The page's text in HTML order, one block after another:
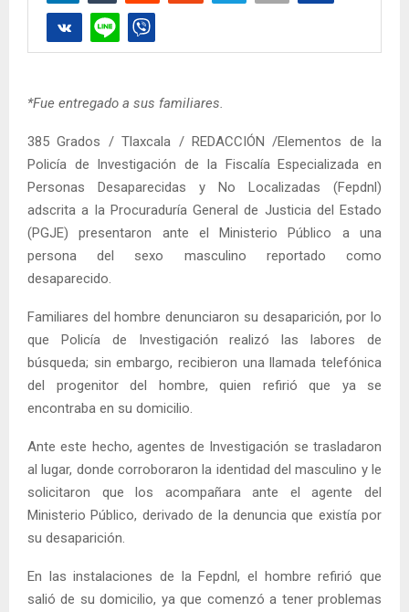
*Fue entregado a sus familiares.
385 Grados / Tlaxcala / REDACCIÓN /Elementos de la
Policía de Investigación de la Fiscalía Especializada en
Personas Desaparecidas y No Localizadas (Fepdnl)
adscrita a la Procuraduría General de Justicia del Estado
(PGJE) presentaron ante el Ministerio Público a una
persona del sexo masculino reportado como
desaparecido.
Familiares del hombre denunciaron su desaparición, por lo
que Policía de Investigación realizó las labores de
búsqueda; sin embargo, recibieron una llamada telefónica
del progenitor del hombre, quien refirió que ya se
encontraba en su domicilio.
Ante este hecho, agentes de Investigación se trasladaron
al lugar, donde corroboraron la identidad del masculino y le
solicitaron que los acompañara ante el agente del
Ministerio Público, derivado de la denuncia que existía por
su desaparición.
En las instalaciones de la Fepdnl, el hombre refirió que
salió de su domicilio, ya que comenzó a tener problemas